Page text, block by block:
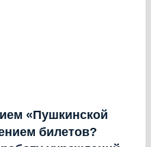
«Пушкинской
билетов?